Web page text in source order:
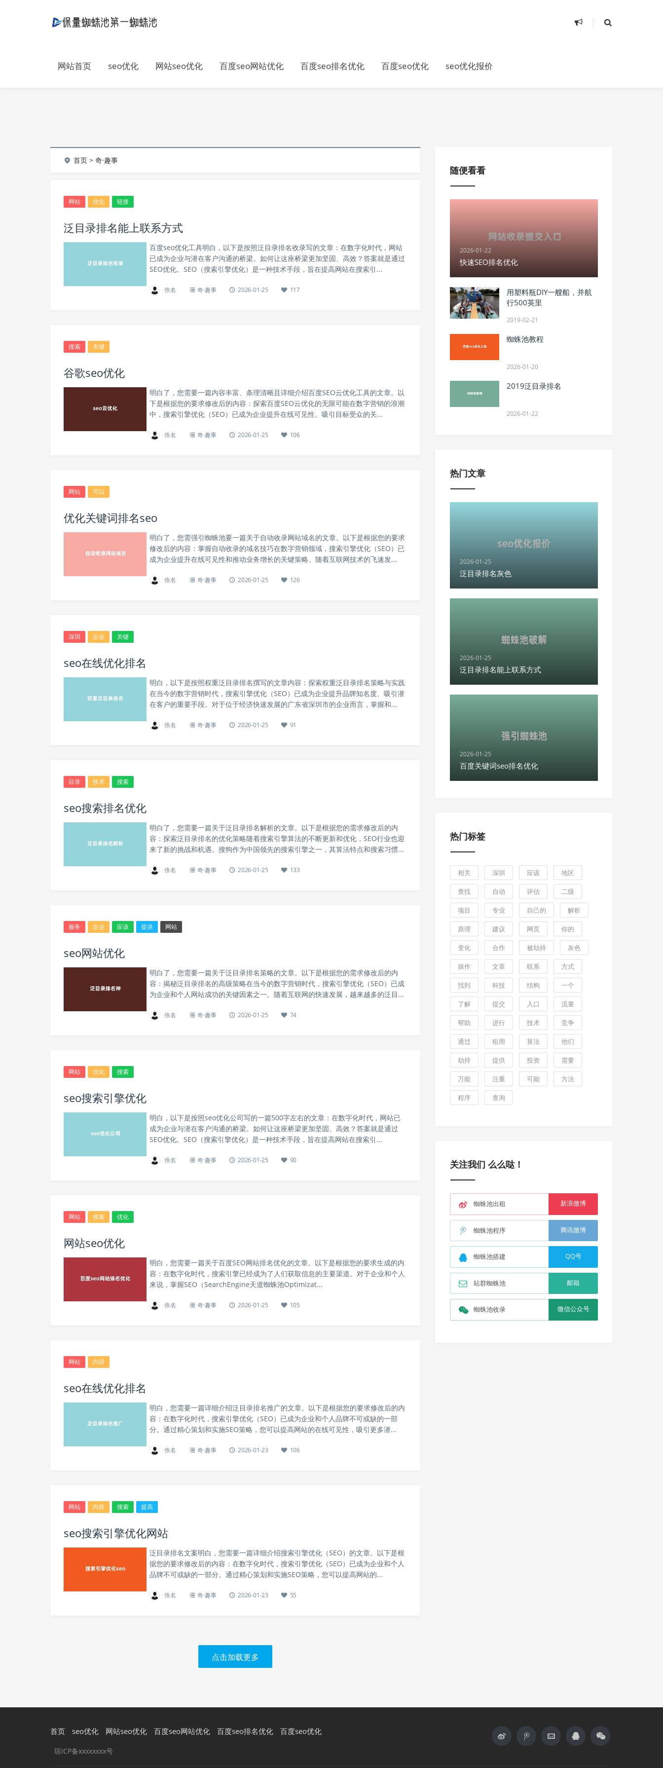
网站首页 seo优化 网站seo优化 百度seo网站优化 百度seo排名优化 百度seo优化 seo优化报价
首页 >奇·趣事
网站 优化 链接
泛目录排名能上联系方式
百度seo优化工具明白，以下是按照泛目录排名收录写的文章：在数字化时代，网站
已成为企业与潜在客户沟通的桥梁。如何让这座桥梁更加坚固、高效？答案就是通过
SEO优化。SEO（搜索引擎优化）是一种技术手段，旨在提高网站在搜索引...
佚名 奇·趣事 2026-01-25 117
搜索 关键
谷歌seo优化
明白了，您需要一篇内容丰富、条理清晰且详细介绍百度SEO云优化工具的文章。以
下是根据您的要求修改后的内容：探索百度SEO云优化的无限可能在数字营销的浪潮
中，搜索引擎优化（SEO）已成为企业提升在线可见性、吸引目标受众的关...
佚名 奇·趣事 2026-01-25 106
网站 可以
优化关键词排名seo
明白了，您需强引蜘蛛池要一篇关于自动收录网站域名的文章。以下是根据您的要求
修改后的内容：掌握自动收录的域名技巧在数字营销领域，搜索引擎优化（SEO）已
成为企业提升在线可见性和推动业务增长的关键策略。随着互联网技术的飞速发...
佚名 奇·趣事 2026-01-25 126
深圳 企业 关键
seo在线优化排名
明白，以下是按照权重泛目录排名撰写的文章内容：探索权重泛目录排名策略与实践
在当今的数字营销时代，搜索引擎优化（SEO）已成为企业提升品牌知名度、吸引潜
在客户的重要手段。对于位于经济快速发展的广东省深圳市的企业而言，掌握和...
佚名 奇·趣事 2026-01-25 91
目录 技术 搜索
seo搜索排名优化
明白了，您需要一篇关于泛目录排名解析的文章。以下是根据您的需求修改后的内
容：探索泛目录排名的优化策略随着搜索引擎算法的不断更新和优化，SEO行业也迎
来了新的挑战和机遇。搜狗作为中国领先的搜索引擎之一，其算法特点和搜索习惯...
佚名 奇·趣事 2026-01-25 133
服务 企业 应该 提供 网站
seo网站优化
明白了，您需要一篇关于泛目录排名策略的文章。以下是根据您的需求修改后的内
容：揭秘泛目录排名的高级策略在当今的数字营销时代，搜索引擎优化（SEO）已成
为企业和个人网站成功的关键因素之一。随着互联网的快速发展，越来越多的泛目...
佚名 奇·趣事 2026-01-25 74
网站 优化 搜索
seo搜索引擎优化
明白，以下是按照seo优化公司写的一篇500字左右的文章：在数字化时代，网站已
成为企业与潜在客户沟通的桥梁。如何让这座桥梁更加坚固、高效？答案就是通过
SEO优化。SEO（搜索引擎优化）是一种技术手段，旨在提高网站在搜索引...
佚名 奇·趣事 2026-01-25 90
网站 搜索 优化
网站seo优化
明白，您需要一篇关于百度SEO网站排名优化的文章。以下是根据您的要求生成的内
容：在数字化时代，搜索引擎已经成为了人们获取信息的主要渠道。对于企业和个人
来说，掌握SEO（SearchEngine天道蜘蛛池Optimizat...
佚名 奇·趣事 2026-01-25 105
网站 内容
seo在线优化排名
明白，您需要一篇详细介绍泛目录排名推广的文章。以下是根据您的要求修改后的内
容：在数字化时代，搜索引擎优化（SEO）已成为企业和个人品牌不可或缺的一部
分。通过精心策划和实施SEO策略，您可以提高网站的在线可见性，吸引更多潜...
佚名 奇·趣事 2026-01-23 106
网站 内容 搜索 提高
seo搜索引擎优化网站
泛目录排名文案明白，您需要一篇详细介绍搜索引擎优化（SEO）的文章。以下是根
据您的要求修改后的内容：在数字化时代，搜索引擎优化（SEO）已成为企业和个人
品牌不可或缺的一部分。通过精心策划和实施SEO策略，您可以提高网站的...
佚名 奇·趣事 2026-01-23 55
点击加载更多
随便看看
2026-01-22
快速SEO排名优化
用塑料瓶DIY一艘船，并航
行500英里
2019-02-21
蜘蛛池教程
2026-01-20
2019泛目录排名
2026-01-22
热门文章
2026-01-25
泛目录排名灰色
2026-01-25
泛目录排名能上联系方式
2026-01-25
百度关键词seo排名优化
热门标签
相关 深圳 应该 地区
查找 自动 评估 二级
项目 专业 自己的 解析
原理 建议 网页 你的
变化 合作 被劫持 灰色
操作 文章 联系 方式
找到 科技 结构 一个
了解 提交 入口 流量
帮助 进行 技术 竞争
通过 租用 算法 他们
劫持 提供 投资 需要
万能 注重 可能 方法
程序 查询
关注我们 么么哒！
蜘蛛池出租 新浪微博
蜘蛛池程序 腾讯微博
蜘蛛池搭建 QQ号
站群蜘蛛池 邮箱
蜘蛛池收录 微信公众号
首页 seo优化 网站seo优化 百度seo网站优化 百度seo排名优化 百度seo优化
琼ICP备xxxxxxxx号